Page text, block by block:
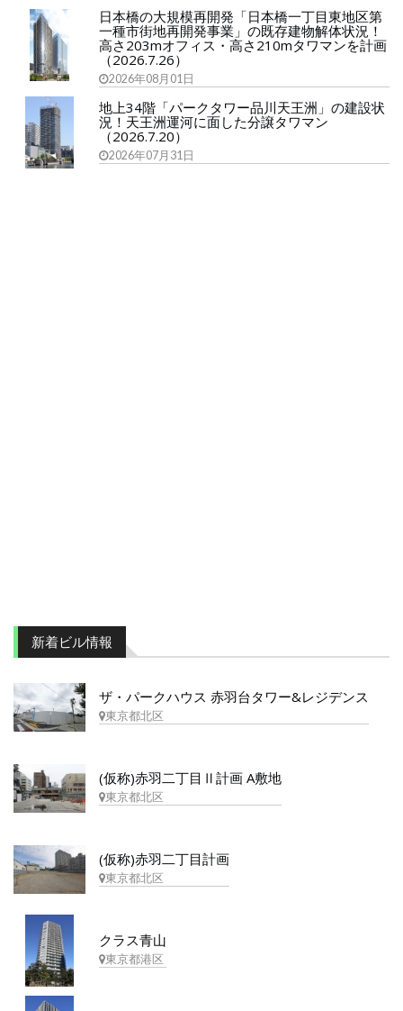
日本橋の大規模再開発「日本橋一丁目東地区第
一種市街地再開発事業」の既存建物解体状況！
高さ203mオフィス・高さ210mタワマンを計画
（2026.7.26）
2026年08月01日
地上34階「パークタワー品川天王洲」の建設状
況！天王洲運河に面した分譲タワマン
（2026.7.20）
2026年07月31日
新着ビル情報
ザ・パークハウス 赤羽台タワー&レジデンス
東京都北区
(仮称)赤羽二丁目Ⅱ計画 A敷地
東京都北区
(仮称)赤羽二丁目計画
東京都北区
クラス青山
東京都港区